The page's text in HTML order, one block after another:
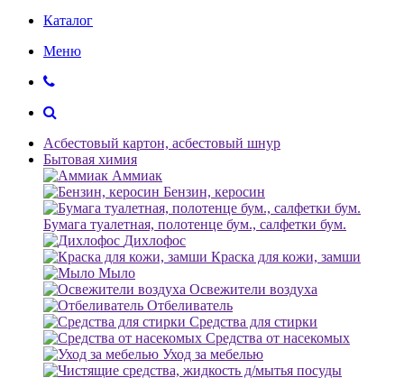
Каталог
Меню
Асбестовый картон, асбестовый шнур
Бытовая химия
Аммиак
Бензин, керосин
Бумага туалетная, полотенце бум., салфетки бум.
Дихлофос
Краска для кожи, замши
Мыло
Освежители воздуха
Отбеливатель
Средства для стирки
Средства от насекомых
Уход за мебелью